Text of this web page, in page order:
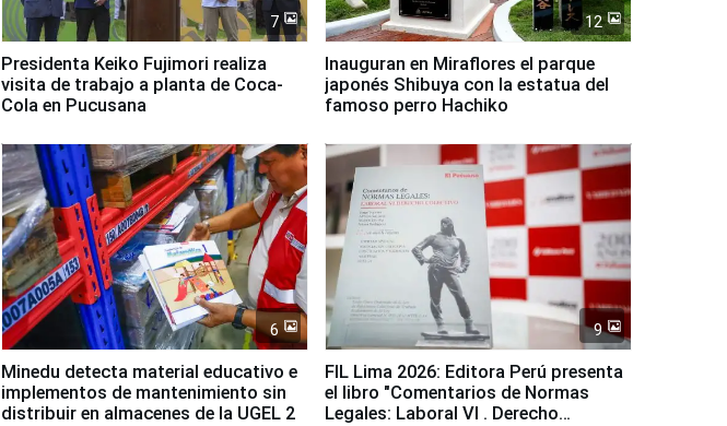
7
Presidenta Keiko Fujimori realiza
visita de trabajo a planta de Coca-
Cola en Pucusana
12
Inauguran en Miraflores el parque
japonés Shibuya con la estatua del
famoso perro Hachiko
6
Minedu detecta material educativo e
implementos de mantenimiento sin
distribuir en almacenes de la UGEL 2
9
FIL Lima 2026: Editora Perú presenta
el libro "Comentarios de Normas
Legales: Laboral Vl . Derecho